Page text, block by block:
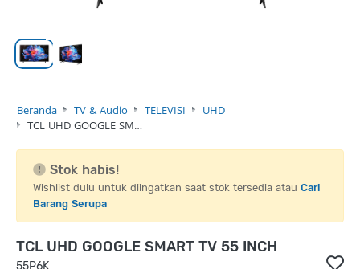
Beranda TV & Audio TELEVISI
UHD
TCL UHD GOOGLE SM…
Stok habis!
Wishlist dulu untuk diingatkan saat stok tersedia atau Cari
Barang Serupa
TCL UHD GOOGLE SMART TV 55 INCH
55P6K